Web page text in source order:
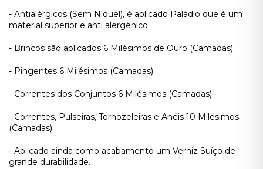
- Antialérgicos (Sem Níquel), é aplicado Paládio que é um
material superior e anti alergênico.
- Brincos são aplicados 6 Milésimos de Ouro (Camadas).
- Pingentes 6 Milésimos (Camadas).
- Correntes dos Conjuntos 6 Milésimos (Camadas).
- Correntes, Pulseiras, Tornozeleiras e Anéis 10 Milésimos
(Camadas).
- Aplicado ainda como acabamento um Verniz Suíço de
grande durabilidade.